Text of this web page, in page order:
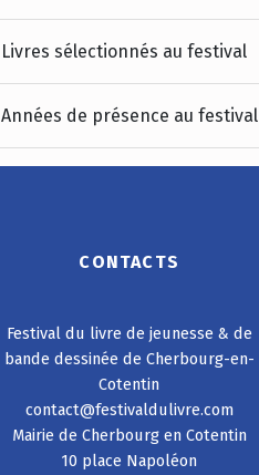
Livres sélectionnés au festival
Années de présence au festival
CONTACTS
Festival du livre de jeunesse & de
bande dessinée de Cherbourg-en-
Cotentin
contact@festivaldulivre.com
Mairie de Cherbourg en Cotentin
10 place Napoléon